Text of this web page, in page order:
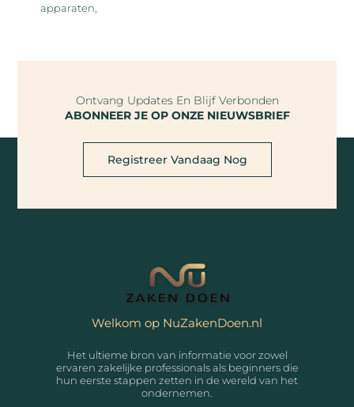
apparaten,
Ontvang Updates En Blijf Verbonden
ABONNEER JE OP ONZE NIEUWSBRIEF
Registreer Vandaag Nog
Welkom op NuZakenDoen.nl
Het ultieme bron van informatie voor zowel
ervaren zakelijke professionals als beginners die
hun eerste stappen zetten in de wereld van het
ondernemen.